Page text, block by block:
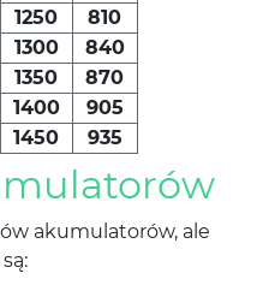
1250
810
1300
840
1350
870
1400
905
1450 935
akumulatorów, ale